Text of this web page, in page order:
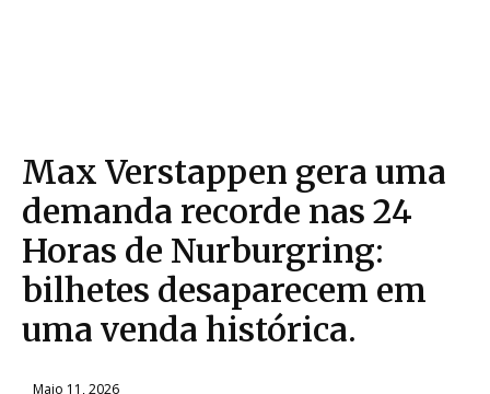
Max Verstappen gera uma
demanda recorde nas 24
Horas de Nurburgring:
bilhetes desaparecem em
uma venda histórica.
Maio 11, 2026